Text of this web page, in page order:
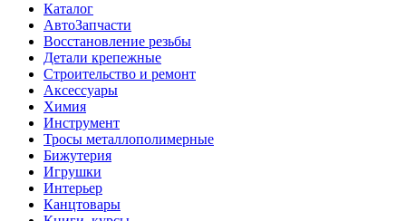
Каталог
АвтоЗапчасти
Восстановление резьбы
Детали крепежные
Строительство и ремонт
Аксессуары
Химия
Инструмент
Тросы металлополимерные
Бижутерия
Игрушки
Интерьер
Канцтовары